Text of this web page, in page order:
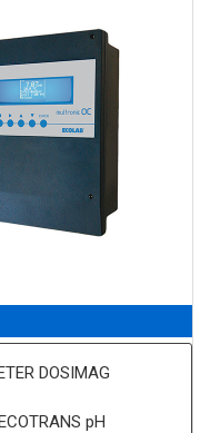
DOSIMAG
pH